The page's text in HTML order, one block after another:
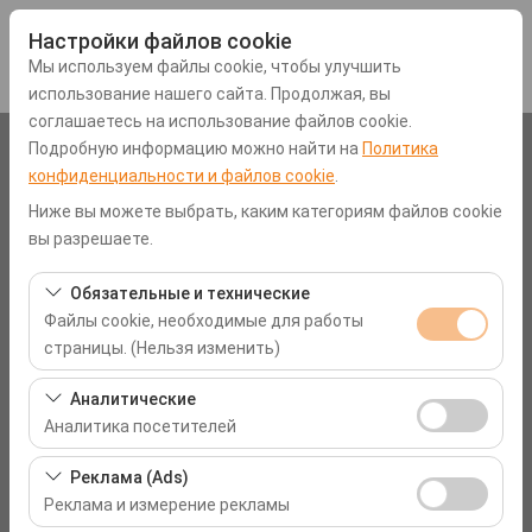
Настройки файлов cookie
Мы используем файлы cookie, чтобы улучшить
использование нашего сайта. Продолжая, вы
соглашаетесь на использование файлов cookie.
Подробную информацию можно найти на Политика
конфиденциальности и файлов cookie
Ниже вы можете выбрать, каким категориям файлов cookie
вы разрешаете.
Обязательные и технические
Файлы cookie, необходимые для работы
страницы. (Нельзя изменить)
Эти файлы cookie необходимы для корректной
работы сайта, безопасности, управления сеансами и
базовых функций. Их нельзя отключить.
Аналитические
Аналитика посетителей
Эти файлы cookie позволяют нам анализировать, как
используется наш сайт (количество посетителей,
самые посещаемые страницы, поведение
Реклама (Ads)
Реклама и измерение рекламы
Чувствительный элемент
Аэропорт Мугла-Даламан (DLM)
Указать другое место возврата машины
Дата и время пуска
09:00
Дата и время возврата